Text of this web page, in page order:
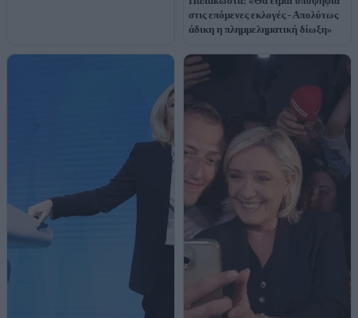
στις επόμενες εκλογές - Απολύτως
άδικη η πλημμεληματική δίωξη»